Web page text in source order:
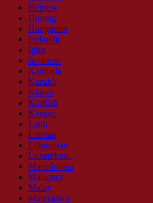
Hebrew
Hmong
Hungarian
Icelandic
Igbo
Javanese
Kannada
Kazakh
Khmer
Kurdish
Kyrgyz
Latin
Latvian
Lithuanian
Luxembou..
Macedonian
Malagasy
Malay
Malayalam